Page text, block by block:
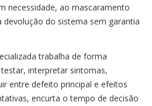
necessidade, ao mascaramento
do sistema sem garantia
trabalha de forma
interpretar sintomas,
entre defeito principal e efeitos
encurta o tempo de decisão